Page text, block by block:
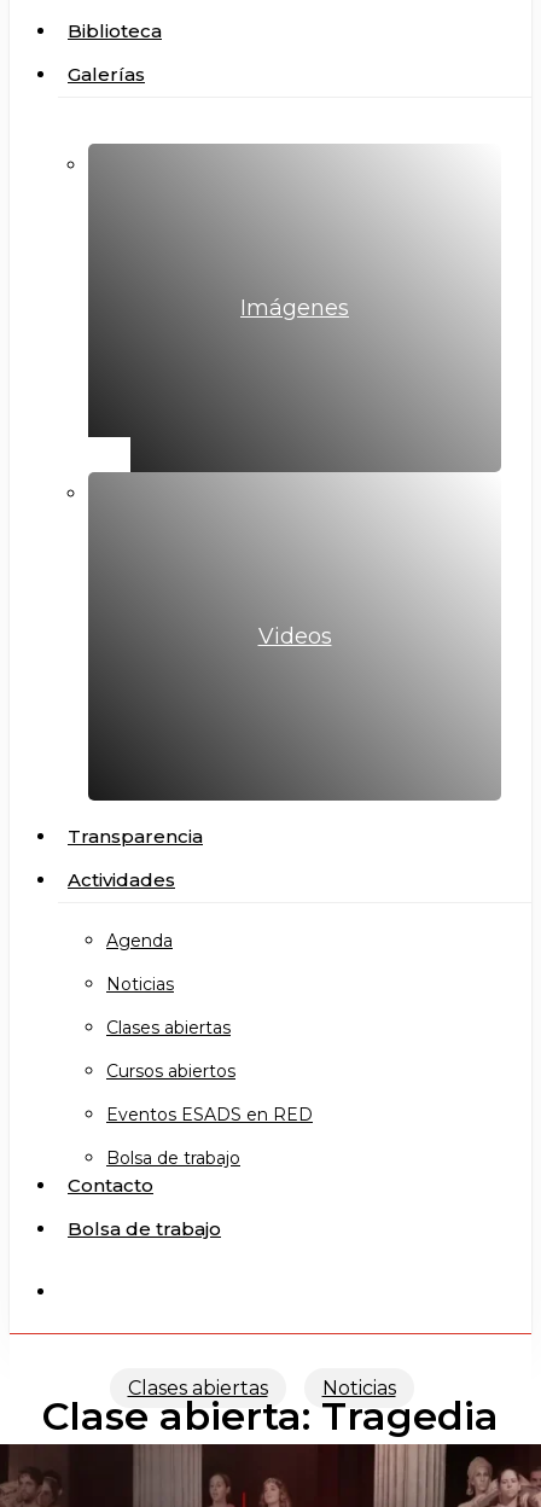
Biblioteca
Galerías
Imágenes
Videos
Transparencia
Actividades
Agenda
Noticias
Clases abiertas
Cursos abiertos
Eventos ESADS en RED
Bolsa de trabajo
Contacto
Bolsa de trabajo
Clases abiertas Noticias
Clase abierta: Tragedia
Griega